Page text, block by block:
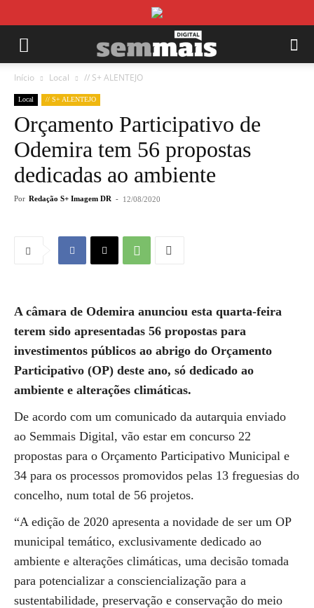
Início Local // S+ ALENTEJO
Local // S+ ALENTEJO
Orçamento Participativo de
Odemira tem 56 propostas
dedicadas ao ambiente
Por Redação S+ Imagem DR - 12/08/2020
A câmara de Odemira anunciou esta quarta-feira
terem sido apresentadas 56 propostas para
investimentos públicos ao abrigo do Orçamento
Participativo (OP) deste ano, só dedicado ao
ambiente e alterações climáticas.
De acordo com um comunicado da autarquia enviado
ao Semmais Digital, vão estar em concurso 22
propostas para o Orçamento Participativo Municipal e
34 para os processos promovidos pelas 13 freguesias do
concelho, num total de 56 projetos.
“A edição de 2020 apresenta a novidade de ser um OP
municipal temático, exclusivamente dedicado ao
ambiente e alterações climáticas, uma decisão tomada
para potencializar a consciencialização para a
sustentabilidade, preservação e conservação do meio